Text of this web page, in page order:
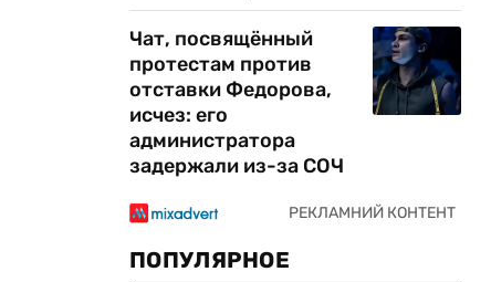
Чат, посвящённый
протестам против
отставки Федорова,
исчез: его
администратора
задержали из-за СОЧ
ПОПУЛЯРНОЕ